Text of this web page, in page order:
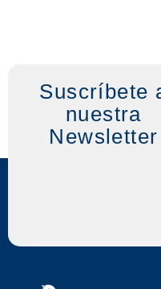
Suscríbete
nuestra
Newsletter